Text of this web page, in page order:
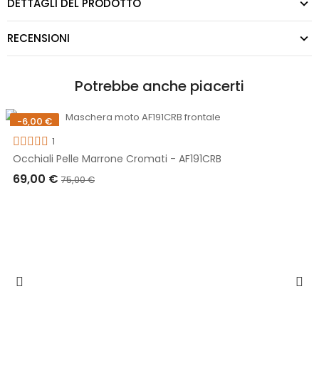
DETTAGLI DEL PRODOTTO
RECENSIONI
Potrebbe anche piacerti
-16,00 €
AF193CR Maschera moto